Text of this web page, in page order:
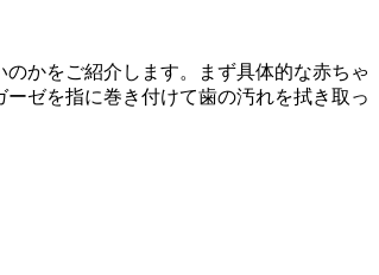
かをご紹介します。まず具体的な赤ちゃ
ゼを指に巻き付けて歯の汚れを拭き取っ